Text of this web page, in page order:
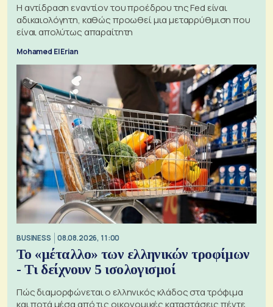
Η αντίδραση εναντίον του προέδρου της Fed είναι
αδικαιολόγητη, καθώς προωθεί μια μεταρρύθμιση που
είναι απολύτως απαραίτητη
Mohamed El Erian
BUSINESS 08.08.2026, 11:00
Το «μέταλλο» των ελληνικών τροφίμων
- Τι δείχνουν 5 ισολογισμοί
Πώς διαμορφώνεται ο ελληνικός κλάδος στα τρόφιμα
και ποτά μέσα από τις οικονομικές καταστάσεις πέντε